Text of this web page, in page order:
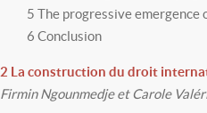
5 The progressive
6 Conclusion
2 La construction du droit
Firmin Ngounmedje et Carole